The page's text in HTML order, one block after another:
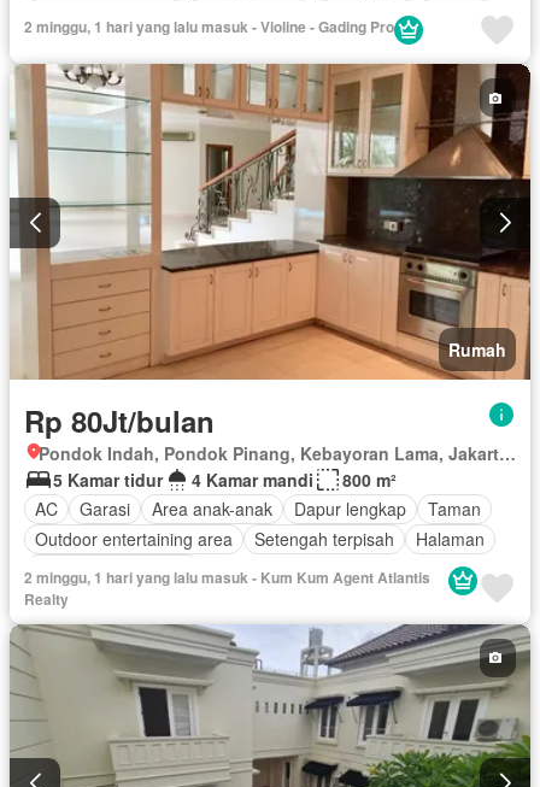
Telephone
Televisi
Sebagian perabotan
2 minggu, 1 hari yang lalu masuk - Violine - Gading Pro
Rumah
Rp 80Jt/bulan
Pondok Indah, Pondok Pinang, Kebayoran Lama, Jakarta Selatan, Daerah Khusus Ibukota Jakarta
5 Kamar tidur
4 Kamar mandi
800 m²
AC
Garasi Area anak-anak Dapur lengkap
Taman
Outdoor entertaining area
Setengah terpisah
Halaman
Sebagian perabotan
2 minggu, 1 hari yang lalu masuk - Kum Kum Agent Atlantis
Realty